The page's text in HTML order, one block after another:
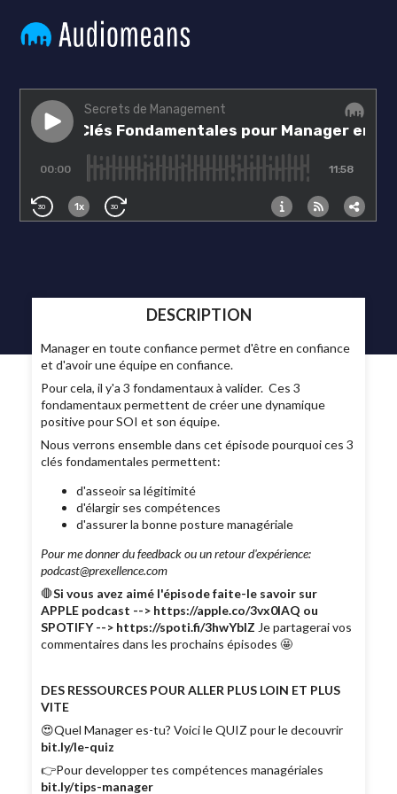
DESCRIPTION
Manager en toute confiance permet d'être en confiance
et d'avoir une équipe en confiance.
Pour cela, il y'a 3 fondamentaux à valider. Ces 3
fondamentaux permettent de créer une dynamique
positive pour SOI et son équipe.
Nous verrons ensemble dans cet épisode pourquoi ces 3
clés fondamentales permettent:
d'asseoir sa légitimité
d'élargir ses compétences
d'assurer la bonne posture managériale
Pour me donner du feedback ou un retour d'expérience:
podcast@prexellence.com
🛑Si vous avez aimé l'épisode faite-le savoir sur
APPLE podcast --> https://apple.co/3vx0lAQ ou
SPOTIFY --> https://spoti.fi/3hwYbIZ Je partagerai vos
commentaires dans les prochains épisodes 🤩
DES RESSOURCES POUR ALLER PLUS LOIN ET PLUS
VITE
😍Quel Manager es-tu? Voici le QUIZ pour le decouvrir
bit.ly/le-quiz
👉Pour developper tes compétences managériales
bit.ly/tips-manager